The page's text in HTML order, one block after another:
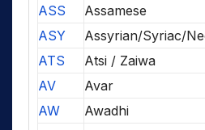
ASS
Assamese
ASY
Assyrian/Syriac/
ATS
Atsi / Zaiwa
AV
Avar
AW
Awadhi